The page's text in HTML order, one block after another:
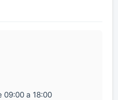
09:00 a 18:00